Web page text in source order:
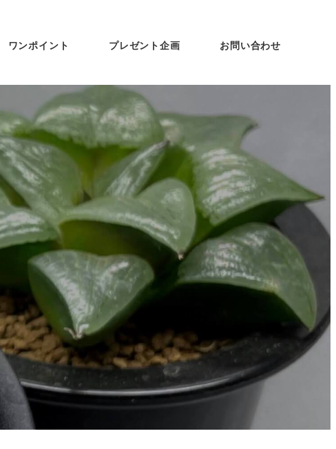
ワンポイント プレゼント企画 お問い合わせ